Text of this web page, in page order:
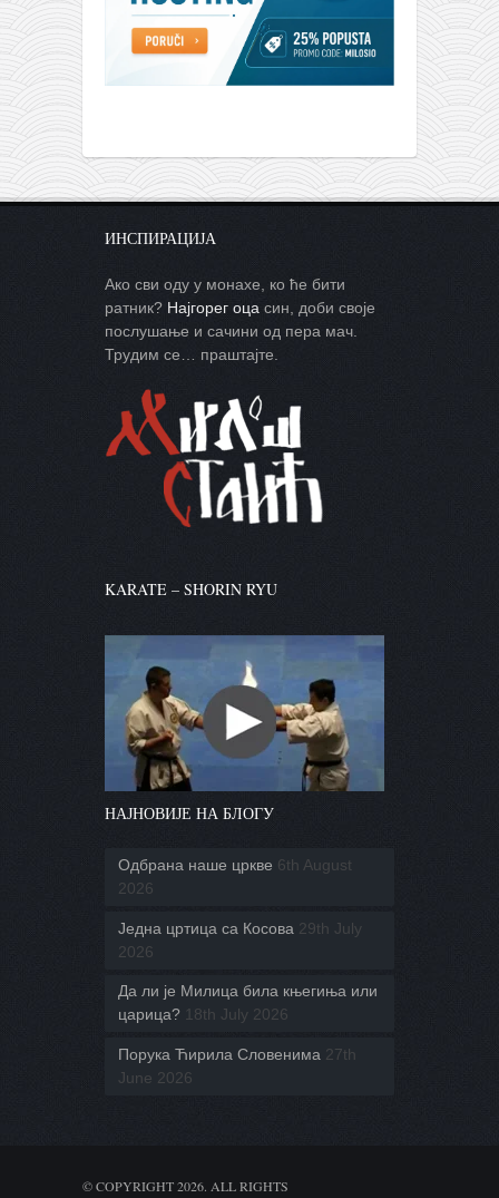
ИНСПИРАЦИЈА
Ако сви оду у монахе, ко ће бити
ратник? Најгорег оца син, доби своје
послушање и сачини од пера мач.
Трудим се… праштајте.
KARATE – SHORIN RYU
НАЈНОВИЈЕ НА БЛОГУ
Одбрана наше цркве 6th August
2026
Једна цртица са Косова 29th July
2026
Да ли је Милица била књегиња или
царица? 18th July 2026
Порука Ћирила Словенима 27th
June 2026
© COPYRIGHT 2026. ALL RIGHTS